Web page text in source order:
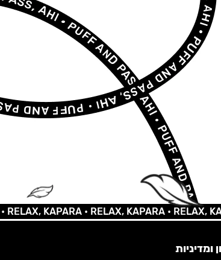
KAPARA •RELAX, KAPARA •RELAX,
ומדיניות